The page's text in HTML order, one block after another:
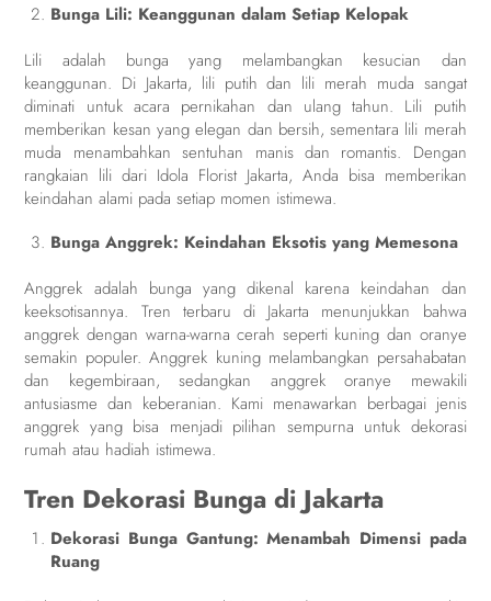
Bunga Lili: Keanggunan dalam Setiap Kelopak
Lili adalah bunga yang melambangkan kesucian dan
keanggunan. Di Jakarta, lili putih dan lili merah muda sangat
diminati untuk acara pernikahan dan ulang tahun. Lili putih
memberikan kesan yang elegan dan bersih, sementara lili merah
muda menambahkan sentuhan manis dan romantis. Dengan
rangkaian lili dari Idola Florist Jakarta, Anda bisa memberikan
keindahan alami pada setiap momen istimewa.
Bunga Anggrek: Keindahan Eksotis yang Memesona
Anggrek adalah bunga yang dikenal karena keindahan dan
keeksotisannya. Tren terbaru di Jakarta menunjukkan bahwa
anggrek dengan warna-warna cerah seperti kuning dan oranye
semakin populer. Anggrek kuning melambangkan persahabatan
dan kegembiraan, sedangkan anggrek oranye mewakili
antusiasme dan keberanian. Kami menawarkan berbagai jenis
anggrek yang bisa menjadi pilihan sempurna untuk dekorasi
rumah atau hadiah istimewa.
Tren Dekorasi Bunga di Jakarta
Dekorasi Bunga Gantung: Menambah Dimensi pada
Ruang